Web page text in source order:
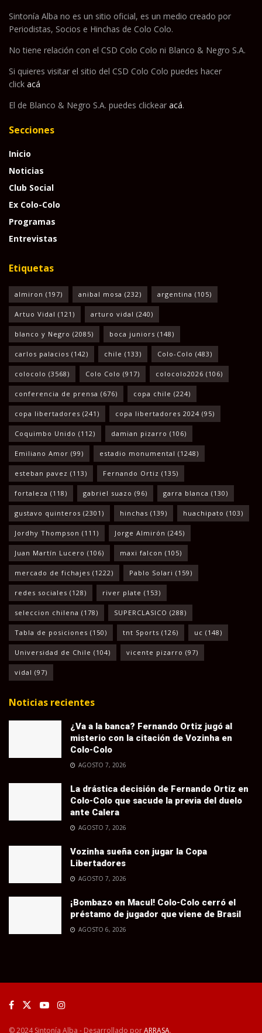
Sintonía Alba no es un sitio oficial, es un medio creado por
Periodistas, Socios e Hinchas de Colo Colo.
No tiene relación con el CSD Colo Colo ni Blanco & Negro S.A.
Si quieres visitar el sitio del CSD Colo Colo puedes hacer
click acá
El de Blanco & Negro S.A. puedes clickear acá.
Secciones
Inicio
Noticias
Club Social
Ex Colo-Colo
Programas
Entrevistas
Etiquetas
almiron (197) anibal mosa (232) argentina (105)
Artuo Vidal (121) arturo vidal (240)
blanco y Negro (2085) boca juniors (148)
carlos palacios (142) chile (133) Colo-Colo (483)
colocolo (3568) Colo Colo (917) colocolo2026 (106)
conferencia de prensa (676) copa chile (224)
copa libertadores (241) copa libertadores 2024 (95)
Coquimbo Unido (112) damian pizarro (106)
Emiliano Amor (99) estadio monumental (1248)
esteban pavez (113) Fernando Ortiz (135)
fortaleza (118) gabriel suazo (96) garra blanca (130)
gustavo quinteros (2301) hinchas (139) huachipato (103)
Jordhy Thompson (111) Jorge Almirón (245)
Juan Martín Lucero (106) maxi falcon (105)
mercado de fichajes (1222) Pablo Solari (159)
redes sociales (128) river plate (153)
seleccion chilena (178) SUPERCLASICO (288)
Tabla de posiciones (150) tnt Sports (126) uc (148)
Universidad de Chile (104) vicente pizarro (97)
vidal (97)
Noticias recientes
¿Va a la banca? Fernando Ortiz jugó al
misterio con la citación de Vozinha en
Colo-Colo
AGOSTO 7, 2026
La drástica decisión de Fernando Ortiz en
Colo-Colo que sacude la previa del duelo
ante Calera
AGOSTO 7, 2026
Vozinha sueña con jugar la Copa
Libertadores
AGOSTO 7, 2026
¡Bombazo en Macul! Colo-Colo cerró el
préstamo de jugador que viene de Brasil
AGOSTO 6, 2026
© 2024 Sintonía Alba - Desarrollado porARRASA.